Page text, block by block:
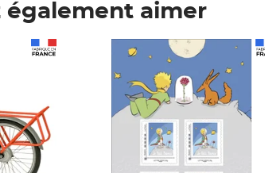
également aimer
Prix 7,50€